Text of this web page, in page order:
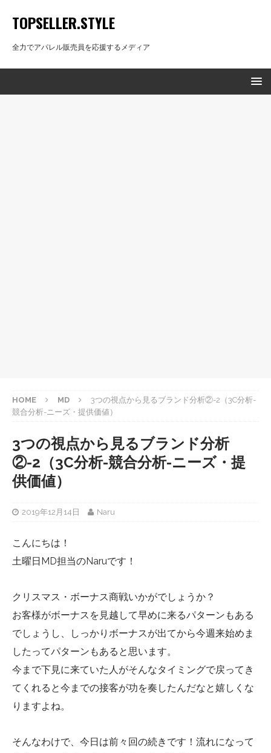
TOPSELLER.STYLE
全力でアパレル販売員を応援するメディア
HOME MD
3つの視点から見るブランド分析②-2（3C分析-
競合分析-ニーズ・提供価値）
3つの視点から見るブランド分析
②-2（3C分析-競合分析-ニーズ・提
供価値）
2019年12月14日 Naru
こんにちは！
土曜日MD担当のNaruです！
クリスマス・ボーナス商戦いかがでしょうか？
お客様がボーナスを見越して早めに来るパターンもある
でしょうし、しっかりボーナスが出てから今週来始めま
したってパターンもあると思います。
今まで下見に来ていた人がそんなタイミングで戻ってき
てくれると今までの接客が功を奏したんだなと嬉しくな
りますよね。
そんなわけで、今日は前々回の続きです！流れになって